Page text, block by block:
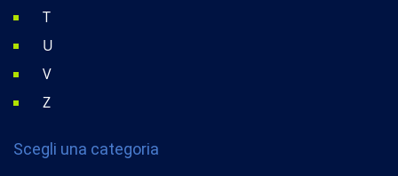
T
U
V
Z
Scegli una categoria